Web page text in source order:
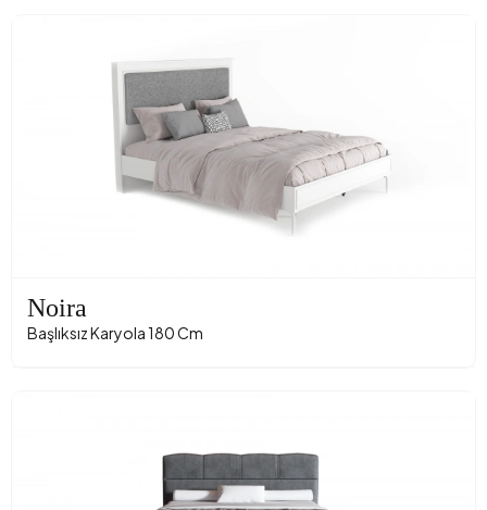
Noira
Başlıksız Karyola 180 Cm